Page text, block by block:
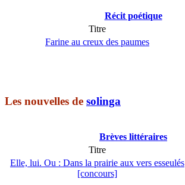
Récit poétique
Titre
Farine au creux des paumes
Les nouvelles de solinga
Brèves littéraires
Titre
Elle, lui. Ou : Dans la prairie aux vers esseulés
[concours]